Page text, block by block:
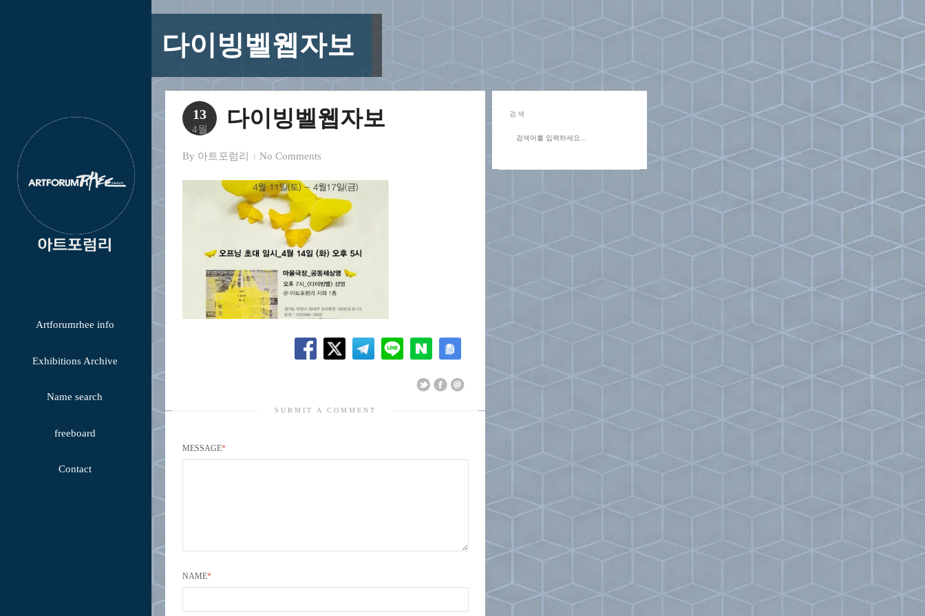
Artforumrhee info
Exhibitions Archive
Name search
freeboard
Contact
다이빙벨웹자보
13
4월 다이빙벨웹자보
By 아트포럼리 No Comments
SUBMIT A COMMENT
MESSAGE*
NAME*
검색